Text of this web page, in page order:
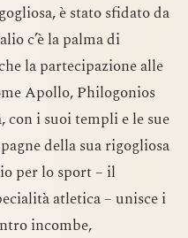
è stato sfidato da
c’è la palma di
la partecipazione alle
Apollo, Philogonios
con i suoi templi e le sue
della sua rigogliosa
per lo sport – il
atletica – unisce i
incombe,